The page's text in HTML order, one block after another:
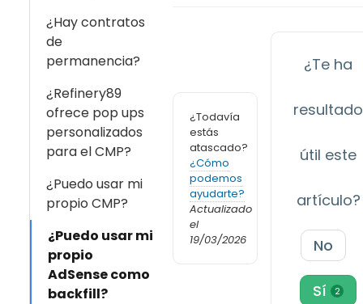
¿Hay contratos
de
permanencia?
¿Refinery89
ofrece pop ups
personalizados
para el CMP?
¿Puedo usar mi
propio CMP?
¿Puedo usar mi
propio
AdSense como
backfill?
¿Todavía
estás
atascado?
¿Cómo
podemos
ayudarte?
Actualizado
el
19/03/2026
¿Te ha
resultado
útil este
artículo?
No
Sí 2